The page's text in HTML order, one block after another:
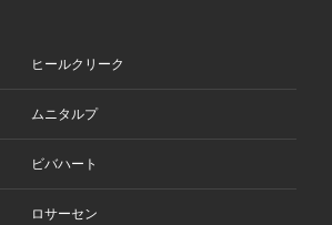
ヒールクリーク
ムニタルプ
ビバハート
ロサーセン